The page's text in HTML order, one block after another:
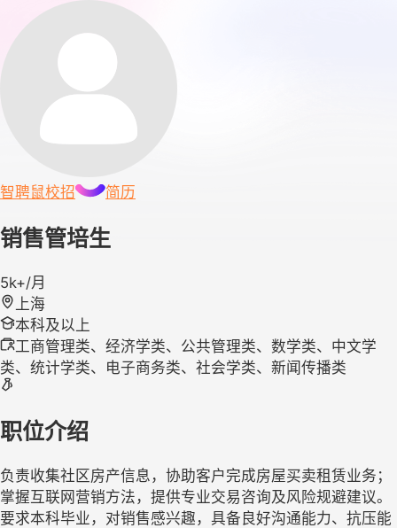
智聘鼠校招 简历
销售管培生
5k+/月
上海
本科及以上
工商管理类、经济学类、公共管理类、数学类、中文学
类、统计学类、电子商务类、社会学类、新闻传播类
职位介绍
负责收集社区房产信息，协助客户完成房屋买卖租赁业务；
掌握互联网营销方法，提供专业交易咨询及风险规避建议。
要求本科毕业，对销售感兴趣，具备良好沟通能力、抗压能